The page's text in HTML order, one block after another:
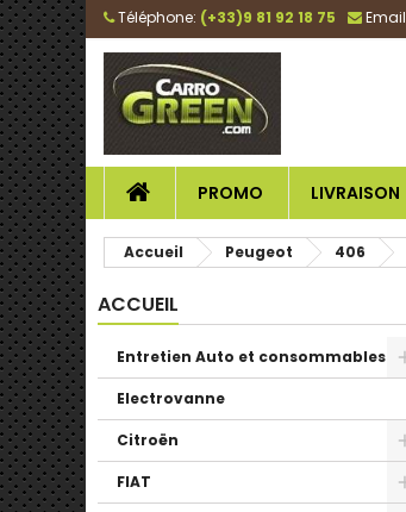
Téléphone: (+33)9 81 92 18 75
PROMO LIVRAISON
Accueil Peugeot 406
ACCUEIL
Entretien Auto et consommables
Electrovanne
Citroën
FIAT